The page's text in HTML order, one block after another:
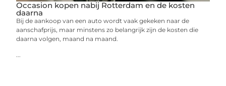
Occasion kopen nabij Rotterdam en de kosten
daarna
Bij de aankoop van een auto wordt vaak gekeken naar de
aanschafprijs, maar minstens zo belangrijk zijn de kosten die
daarna volgen, maand na maand.
...